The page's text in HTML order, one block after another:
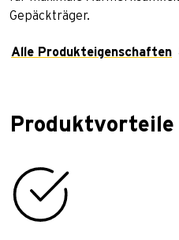
Gepäckträger.
Alle Produkteigenschaften
Produktvorteile